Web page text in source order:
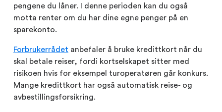
pengene du låner. I denne perioden kan du også
motta renter om du har dine egne penger på en
sparekonto.
Forbrukerrådet anbefaler å bruke kredittkort når du
skal betale reiser, fordi kortselskapet sitter med
risikoen hvis for eksempel turoperatøren går konkurs.
Mange kredittkort har også automatisk reise- og
avbestillingsforsikring.